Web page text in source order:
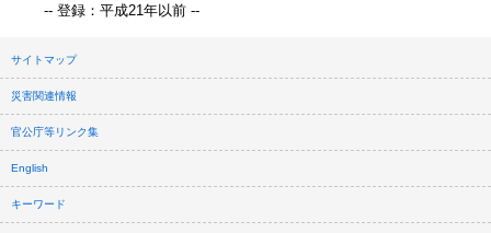
-- 登録：平成21年以前 --
サイトマップ
災害関連情報
官公庁等リンク集
English
キーワード